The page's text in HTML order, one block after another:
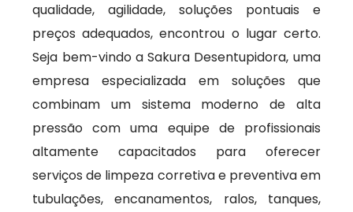
qualidade, agilidade, soluções pontuais e
preços adequados, encontrou o lugar certo.
Seja bem-vindo a Sakura Desentupidora, uma
empresa especializada em soluções que
combinam um sistema moderno de alta
pressão com uma equipe de profissionais
altamente capacitados para oferecer
serviços de limpeza corretiva e preventiva em
tubulações, encanamentos, ralos, tanques,